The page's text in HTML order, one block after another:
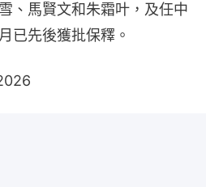
、馬賢文和朱霜叶，及任中
已先後獲批保釋。